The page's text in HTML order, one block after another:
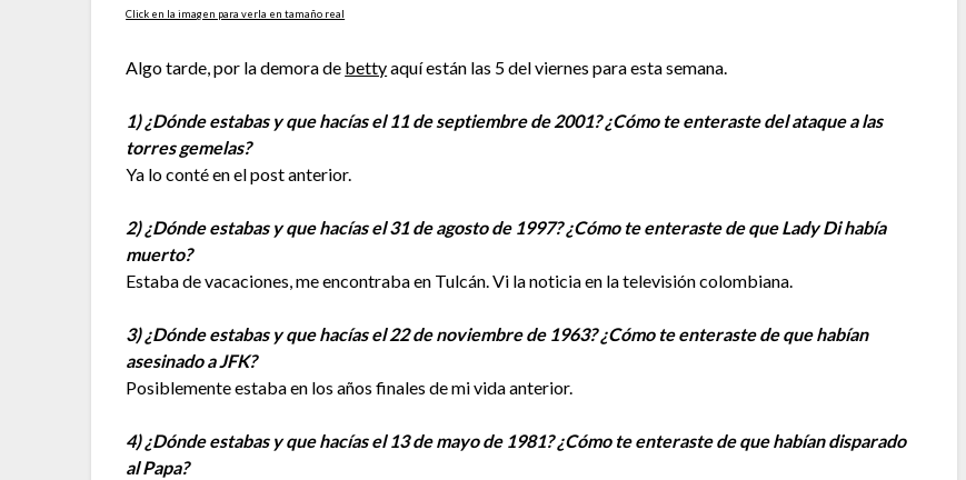
Click en la imagen para verla en tamaño real
Algo tarde, por la demora de bettyaquí están las 5 del viernes para esta semana.
1) ¿Dónde estabas y que hacías el 11 de septiembre de 2001? ¿Cómo te enteraste del ataque a las
torres gemelas?
Ya lo conté en el post anterior.
2) ¿Dónde estabas y que hacías el 31 de agosto de 1997? ¿Cómo te enteraste de que Lady Di había
muerto?
Estaba de vacaciones, me encontraba en Tulcán. Vi la noticia en la televisión colombiana.
3) ¿Dónde estabas y que hacías el 22 de noviembre de 1963? ¿Cómo te enteraste de que habían
asesinado a JFK?
Posiblemente estaba en los años finales de mi vida anterior.
4) ¿Dónde estabas y que hacías el 13 de mayo de 1981? ¿Cómo te enteraste de que habían disparado
al Papa?